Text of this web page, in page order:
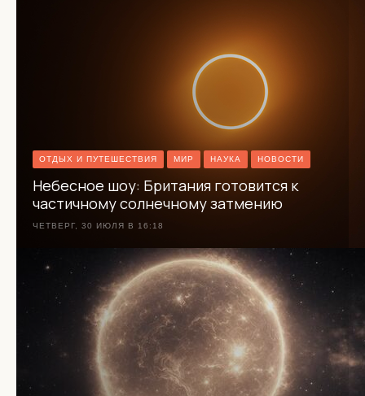
ОТДЫХ И ПУТЕШЕСТВИЯ МИР НАУКА НОВОСТИ
Небесное шоу: Британия готовится к
частичному солнечному затмению
ЧЕТВЕРГ, 30 ИЮЛЯ В 16:18